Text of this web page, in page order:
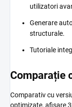
utilizatori
Generare
structurale.
Tutoriale
Comparație
Comparativ cu
optimizate, afișare